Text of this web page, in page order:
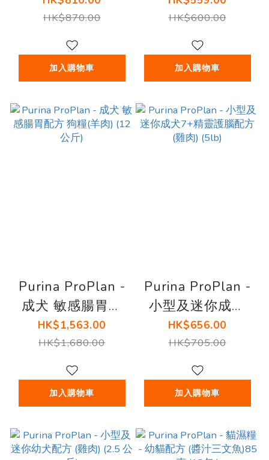
(火雞)3.2磅
HK$870.00
加入購物車
斤)
HK$600.00
加入購物車
Purina ProPlan -
成犬 敏感腸胃配
方 狗糧(羊肉) (12
公斤)
HK$1,563.00
HK$1,680.00
加入購物車
Purina ProPlan -
小型及迷你成犬
7+精靈護腦配方
(雞肉) (5lb)
HK$656.00
HK$705.00
加入購物車